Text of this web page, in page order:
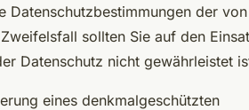
Datenschutzbestimmungen der
sollten Sie auf den
Datenschutz nicht gewährleistet
eines denkmalgeschützten